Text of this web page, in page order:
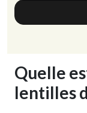
Quelle
lentilles